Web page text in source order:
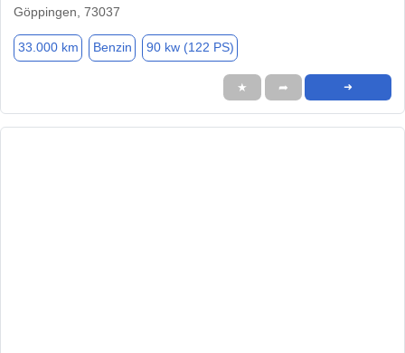
Göppingen, 73037
33.000 km Benzin 90 kw (122 PS)
★ ➦ ➜